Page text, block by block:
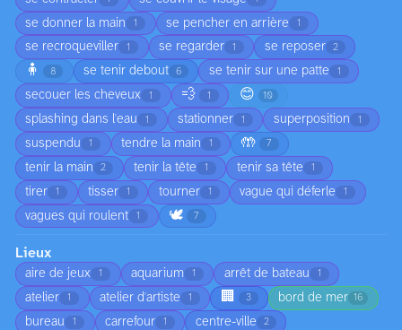
se donner la main 1 se pencher en arrière 1
se recroqueviller 1 se regarder 1 se reposer 2
🧍 8 se tenir debout 6 se tenir sur une patte 1
secouer les cheveux 1 💨 1 😊 10
splashing dans l'eau 1 stationner 1 superposition 1
suspendu 1 tendre la main 1 🤲 7
tenir la main 2 tenir la tête 1 tenir sa tête 1
tirer 1 tisser 1 tourner 1 vague qui déferle 1
vagues qui roulent 1 🕊️ 7
Lieux
aire de jeux 1 aquarium 1 arrêt de bateau 1
atelier 1 atelier d'artiste 1 🏢 3 bord de mer 16
bureau 1 carrefour 1 centre-ville 2